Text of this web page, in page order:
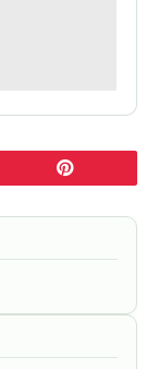
Pinterest